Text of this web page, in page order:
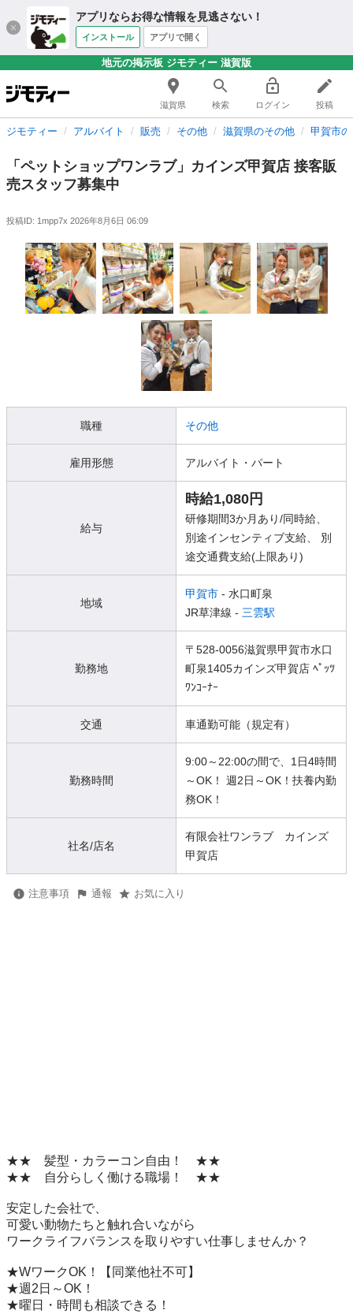
アプリならお得な情報を見逃さない！
インストール アプリで開く
地元の掲示板 ジモティー 滋賀版
滋賀県 検索 ログイン 投稿
ジモティー アルバイト 販売 その他 滋賀県のその他 甲賀市
「ペットショップワンラブ」カインズ甲賀店 接客販
売スタッフ募集中
投稿ID: 1mpp7x 2026年8月6日 06:09
職種 その他
雇用形態 アルバイト・パート
給与
時給1,080円
研修期間3か月あり/同時給、
別途インセンティブ支給、 別
途交通費支給(上限あり)
地域
甲賀市 - 水口町泉
JR草津線 - 三雲駅
勤務地
〒528-0056滋賀県甲賀市水口
町泉1405カインズ甲賀店 ﾍﾟｯﾂ
ﾜﾝｺｰﾅｰ
交通 車通勤可能（規定有）
勤務時間
9:00～22:00の間で、1日4時間
～OK！ 週2日～OK！扶養内勤
務OK！
社名/店名
有限会社ワンラブ カインズ
甲賀店
注意事項 通報 お気に入り
★★　髪型・カラーコン自由！　★★
★★　自分らしく働ける職場！　★★
安定した会社で、
可愛い動物たちと触れ合いながら
ワークライフバランスを取りやすい仕事しませんか？
★WワークOK！【同業他社不可】
★週2日～OK！
★曜日・時間も相談できる！